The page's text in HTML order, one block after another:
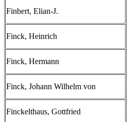
Finbert, Elian-J.
Finck, Heinrich
Finck, Hermann
Finck, Johann Wilhelm von
Finckelthaus, Gottfried